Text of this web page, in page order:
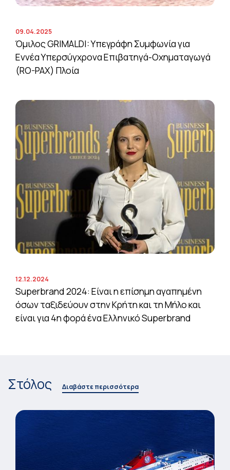
09.04.2025
Όμιλος GRIMALDI: Υπεγράφη Συμφωνία για
Εννέα Υπερσύγχρονα Επιβατηγά-Οχηματαγωγά
(RO-PAX) Πλοία
12.12.2024
Superbrand 2024: Είναι η επίσημη αγαπημένη
όσων ταξιδεύουν στην Κρήτη και τη Μήλο και
είναι για 4η φορά ένα Ελληνικό Superbrand
Στόλος Διαβάστε περισσότερα